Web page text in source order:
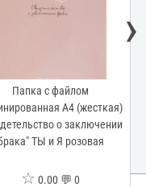
Папка с файлом
А4 (жесткая)
о заключении
ТЫ и Я розовая
☆ 0.00 💬 0
›